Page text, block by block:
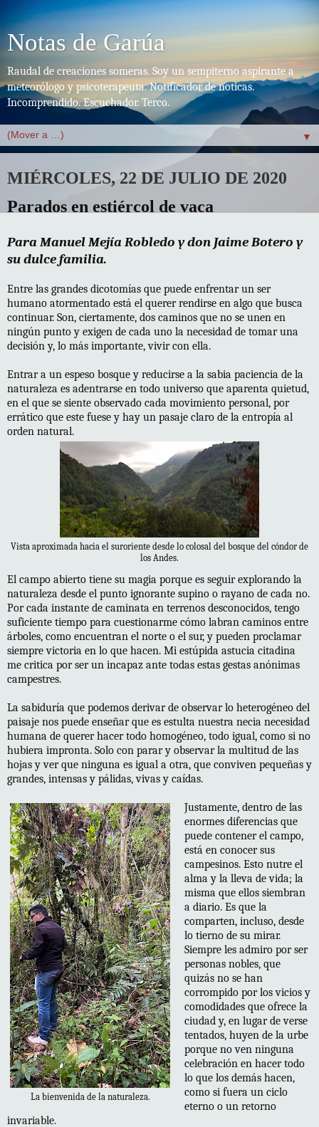
Notas de Garúa
Raudal de creaciones someras. Soy un sempiterno aspirante a
meteorólogo y psicoterapeuta. Notificador de noticas.
Incomprendido. Escuchador. Terco.
▼
MIÉRCOLES, 22 DE JULIO DE 2020
Parados en estiércol de vaca
Para Manuel Mejía Robledo y don Jaime Botero y
su dulce familia.
Entre las grandes dicotomías que puede enfrentar un ser
humano atormentado está el querer rendirse en algo que busca
continuar. Son, ciertamente, dos caminos que no se unen en
ningún punto y exigen de cada uno la necesidad de tomar una
decisión y, lo más importante, vivir con ella.
Entrar a un espeso bosque y reducirse a la sabia paciencia de la
naturaleza es adentrarse en todo universo que aparenta quietud,
en el que se siente observado cada movimiento personal, por
errático que este fuese y hay un pasaje claro de la entropía al
orden natural.
Vista aproximada hacia el suroriente desde lo colosal del bosque del cóndor de
los Andes.
El campo abierto tiene su magia porque es seguir explorando la
naturaleza desde el punto ignorante supino o rayano de cada no.
Por cada instante de caminata en terrenos desconocidos, tengo
suficiente tiempo para cuestionarme cómo labran caminos entre
árboles, como encuentran el norte o el sur, y pueden proclamar
siempre victoria en lo que hacen. Mi estúpida astucia citadina
me critica por ser un incapaz ante todas estas gestas anónimas
campestres.
La sabiduría que podemos derivar de observar lo heterogéneo del
paisaje nos puede enseñar que es estulta nuestra necia necesidad
humana de querer hacer todo homogéneo, todo igual, como si no
hubiera impronta. Solo con parar y observar la multitud de las
hojas y ver que ninguna es igual a otra, que conviven pequeñas y
grandes, intensas y pálidas, vivas y caídas.
La bienvenida de la naturaleza.
Justamente, dentro de las
enormes diferencias que
puede contener el campo,
está en conocer sus
campesinos. Esto nutre el
alma y la lleva de vida; la
misma que ellos siembran
a diario. Es que la
comparten, incluso, desde
lo tierno de su mirar.
Siempre les admiro por ser
personas nobles, que
quizás no se han
corrompido por los vicios y
comodidades que ofrece la
ciudad y, en lugar de verse
tentados, huyen de la urbe
porque no ven ninguna
celebración en hacer todo
lo que los demás hacen,
como si fuera un ciclo
eterno o un retorno
invariable.